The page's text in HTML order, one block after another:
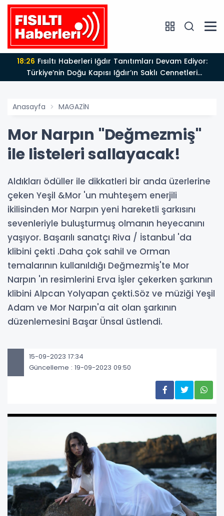
18:26
Türkiye’nin Doğu Kapısı Iğdır’ın Saklı Cennetleri
Keşfedilmeyi Bekliyor
Anasayfa MAGAZİN
Mor Narpın "Değmezmiş"
ile listeleri sallayacak!
Aldıkları ödüller ile dikkatleri bir anda üzerlerine
çeken Yeşil &Mor 'un muhteşem enerjili
ikilisinden Mor Narpın yeni hareketli şarkısını
sevenleriyle buluşturmuş olmanın heyecanını
yaşıyor. Başarılı sanatçı Riva / İstanbul 'da
klibini çekti .Daha çok sahil ve Orman
temalarının kullanıldığı Değmezmiş'te Mor
Narpın 'ın resimlerini Erva İşler çekerken şarkının
klibini Alpcan Yolyapan çekti.Söz ve müziği Yeşil
Adam ve Mor Narpın'a ait olan şarkının
düzenlemesini Başar Ünsal üstlendi.
15-09-2023 17:34
Güncelleme : 19-09-2023 09:50